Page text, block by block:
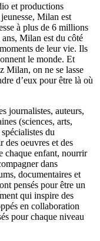
et productions
Milan est
à plus de 6 millions
ans, Milan est du côté
de leur vie. Ils
le monde. Et
Milan, on ne se lasse
d’eux pour être là où
journalistes, auteurs,
(sciences, arts,
du
des oeuvres et des
chaque enfant, nourrir
dans
documentaires et
pensés pour être un
qui inspire des
en collaboration
pour chaque niveau